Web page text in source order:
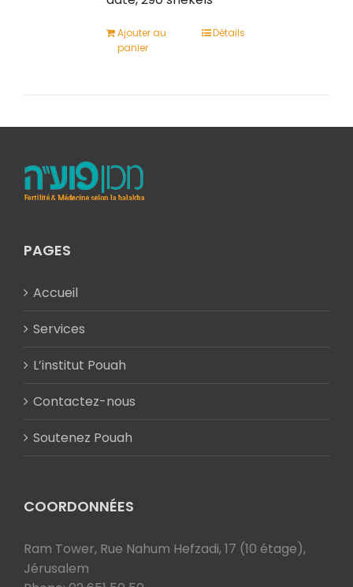
Ajouter au
panier
Détails
PAGES
Accueil
Services
L’institut Pouah
Contactez-nous
Soutenez Pouah
COORDONNÉES
Ram Tower, Rue Nahum Hefzadi, 17 (10 étage),
Jérusalem